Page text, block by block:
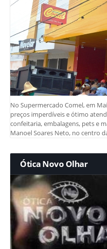
No Supermercado Comel, em
preços imperdíveis e ótimo
confeitaria, embalagens, pets e
Manoel Soares Neto, no centro
Ótica Novo Olhar